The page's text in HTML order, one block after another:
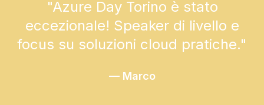
"Azure Day Torino è stato
eccezionale! Speaker di livello e
focus su soluzioni cloud pratiche."
— Marco